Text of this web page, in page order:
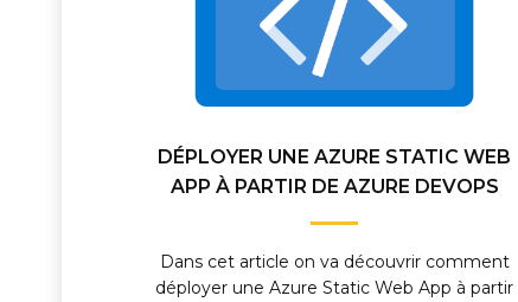
DÉPLOYER UNE AZURE STATIC WEB
APP À PARTIR DE AZURE DEVOPS
Dans cet article on va découvrir comment
déployer une Azure Static Web App à partir